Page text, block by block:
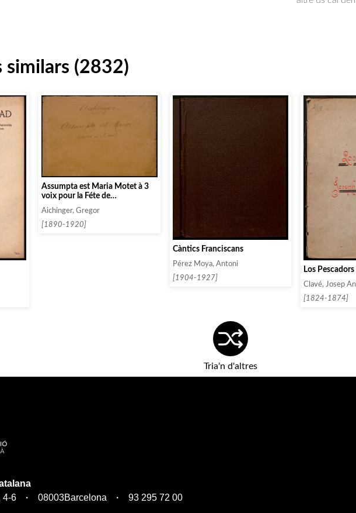
similars (2832)
Assumpta est Maria Motet à 3
voix pour la Féte de
Aichinger, Gregor
[1890-1920]
Càntics Franciscans
Pérez Moya, Antoni
[1904-1927]
Los Pescadors
Clavé, Josep
[1824-1874]
Tria'n d'altres
4-6
08003Barcelona 93 295 72 00